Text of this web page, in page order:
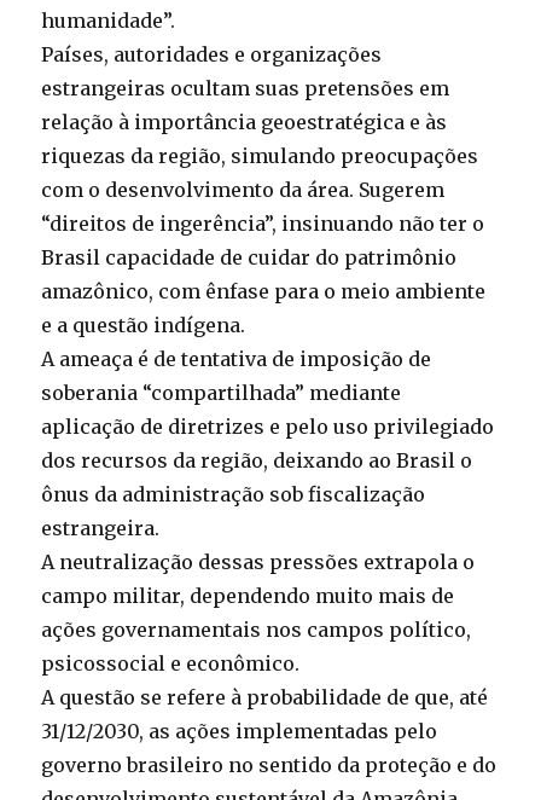
humanidade”.
Países, autoridades e organizações
estrangeiras ocultam suas pretensões em
relação à importância geoestratégica e às
riquezas da região, simulando preocupações
com o desenvolvimento da área. Sugerem
“direitos de ingerência”, insinuando não ter o
Brasil capacidade de cuidar do patrimônio
amazônico, com ênfase para o meio ambiente
e a questão indígena.
A ameaça é de tentativa de imposição de
soberania “compartilhada” mediante
aplicação de diretrizes e pelo uso privilegiado
dos recursos da região, deixando ao Brasil o
ônus da administração sob fiscalização
estrangeira.
A neutralização dessas pressões extrapola o
campo militar, dependendo muito mais de
ações governamentais nos campos político,
psicossocial e econômico.
A questão se refere à probabilidade de que, até
31/12/2030, as ações implementadas pelo
governo brasileiro no sentido da proteção e do